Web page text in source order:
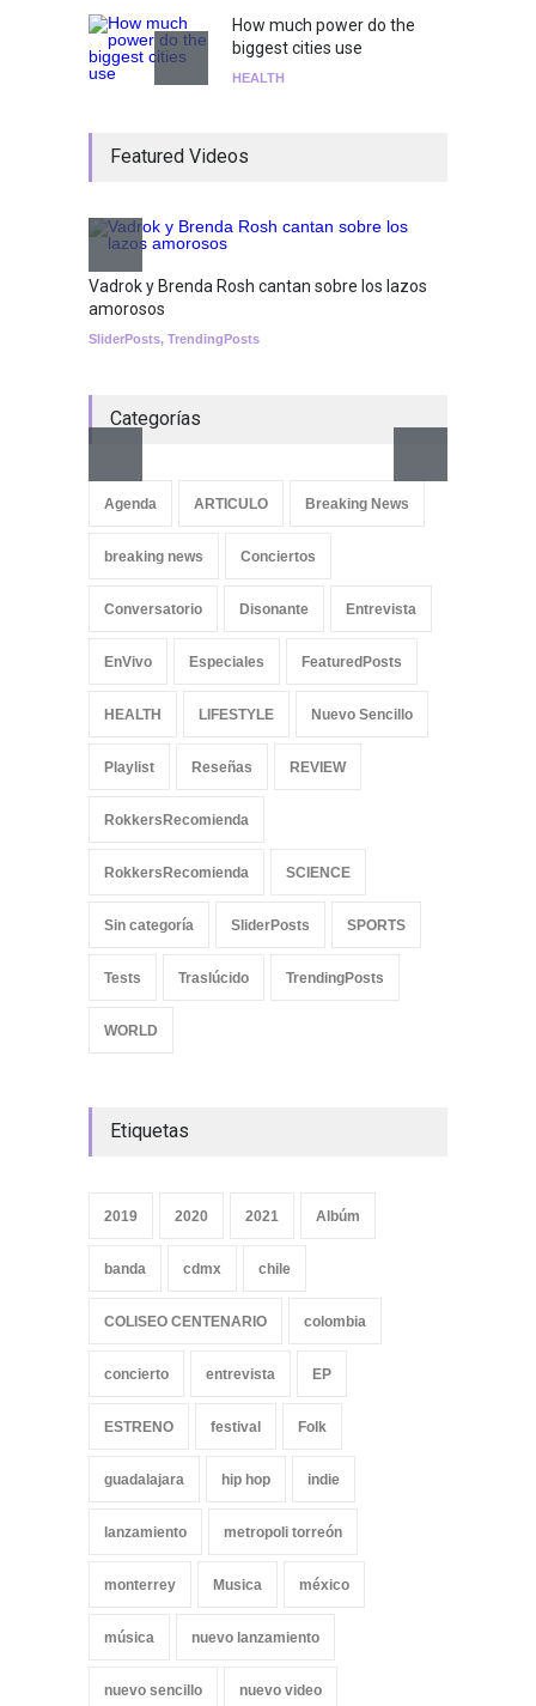
How much power do the
biggest cities use
HEALTH
el show de Richie O'Farrill
becoming a reality
Featured Videos
Vadrok y Brenda Rosh cantan sobre los lazos
amorosos
SliderPosts, TrendingPosts
Categorías
Agenda ARTICULO Breaking News
breaking news Conciertos
Conversatorio Disonante Entrevista
EnVivo Especiales FeaturedPosts
HEALTH LIFESTYLE Nuevo Sencillo
Playlist Reseñas REVIEW
RokkersRecomienda
RokkersRecomienda SCIENCE
Sin categoría SliderPosts SPORTS
Tests Traslúcido TrendingPosts
WORLD
Etiquetas
2019 2020 2021 Albúm
banda cdmx chile
COLISEO CENTENARIO colombia
concierto entrevista EP
ESTRENO festival Folk
guadalajara hip hop indie
lanzamiento metropoli torreón
monterrey Musica méxico
música nuevo lanzamiento
nuevo sencillo nuevo video